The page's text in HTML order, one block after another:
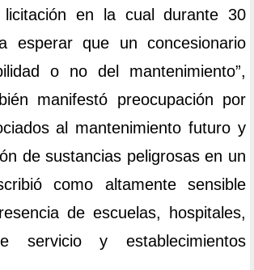
en la cual durante 30
esperar que un concesionario
o no del mantenimiento”,
manifestó preocupación por
al mantenimiento futuro y
de sustancias peligrosas en un
como altamente sensible
de escuelas, hospitales,
servicio y establecimientos